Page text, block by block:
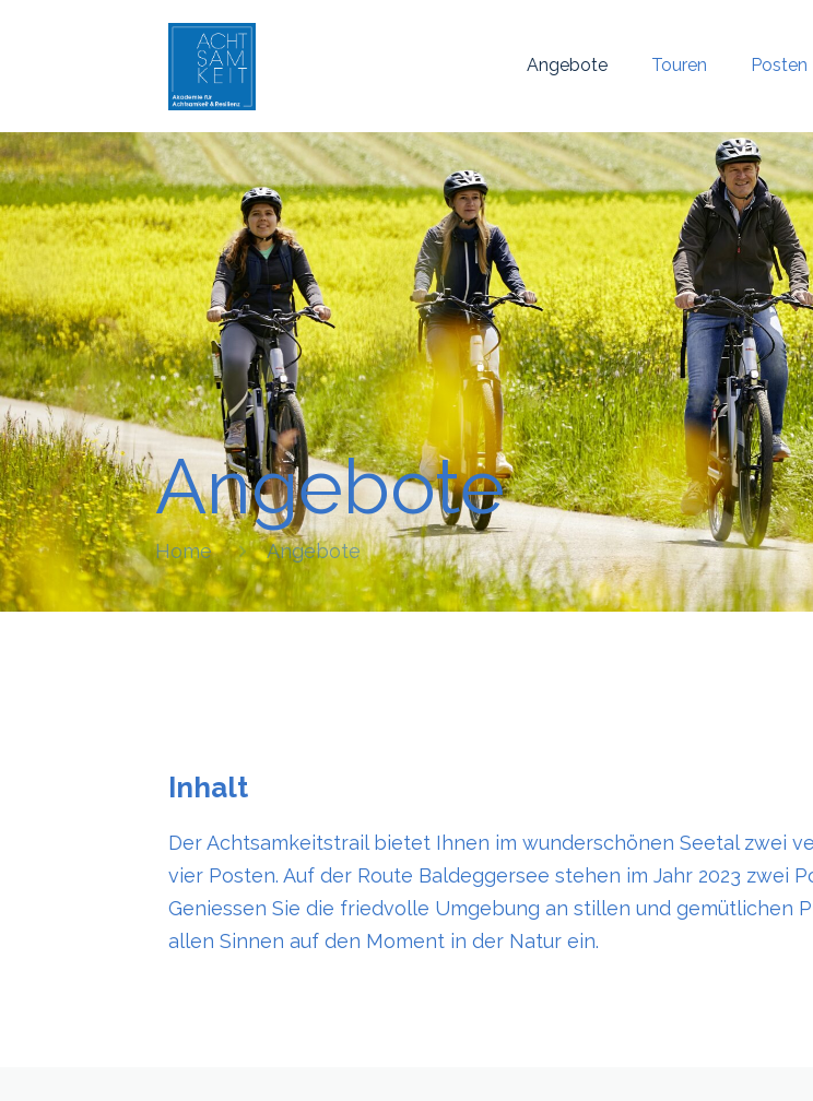
Angebote Touren Posten
Angebote
Home Angebote
Inhalt
Der Achtsamkeitstrail bietet Ihnen im wunderschönen Seetal zwei
vier Posten. Auf der Route Baldeggersee stehen im Jahr 2023 zwei
Geniessen Sie die friedvolle Umgebung an stillen und gemütlichen
allen Sinnen auf den Moment in der Natur ein.